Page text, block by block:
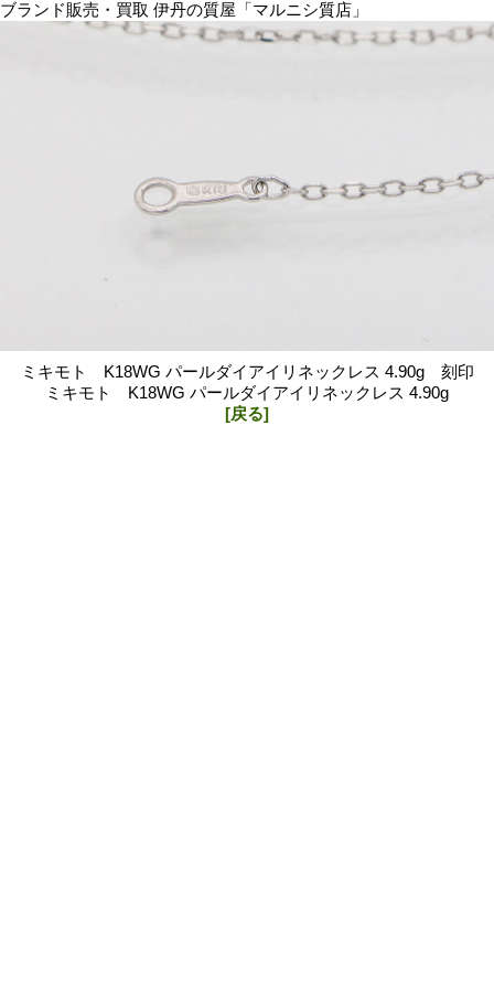
ブランド販売・買取 伊丹の質屋「マルニシ質店」
ミキモト K18WG パールダイアイリネックレス 4.90g 刻印
ミキモト K18WG パールダイアイリネックレス 4.90g
[戻る]